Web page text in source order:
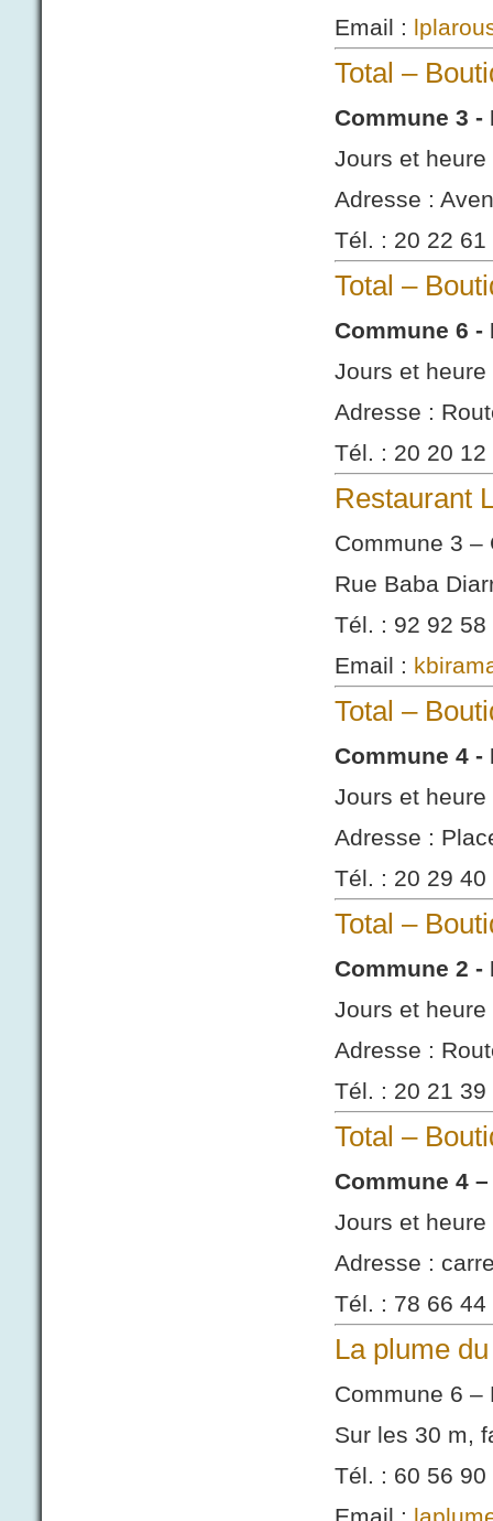
Email :
Total –
Commune 3 -
Jours et heure
Adresse :
Tél. : 20 22
Total –
Commune 6 -
Jours et heure
Adresse :
Tél. : 20 20
Restaurant
Commune 3 –
Rue Baba
Tél. : 92 92
Email :
Total –
Commune 4 -
Jours et heure
Adresse :
Tél. : 20 29
Total –
Commune 2
Jours et heure
Adresse :
Tél. : 20 21
Total –
Commune 4
Jours et heure
Adresse :
Tél. : 78 66 44
La plume
Commune 6 –
Sur les 30 m,
Tél. : 60 56